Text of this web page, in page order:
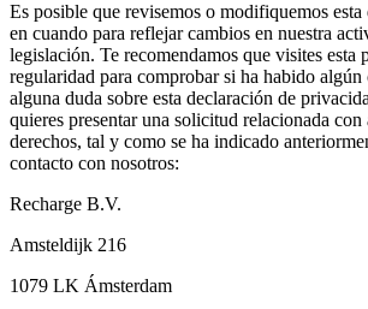
Es posible que revisemos o modifiquemos
en cuando para reflejar cambios en nuestra
legislación. Te recomendamos que visites esta
regularidad para comprobar si ha habido algún
alguna duda sobre esta declaración de
quieres presentar una solicitud relacionada con
derechos, tal y como se ha indicado
contacto con nosotros:
Recharge B.V.
Amsteldijk 216
1079 LK Ámsterdam